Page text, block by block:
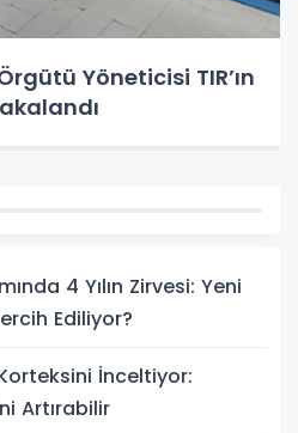
Yöneticisi TIR’ın
4 Yılın Zirvesi: Yeni
Ediliyor?
İnceltiyor:
Artırabilir